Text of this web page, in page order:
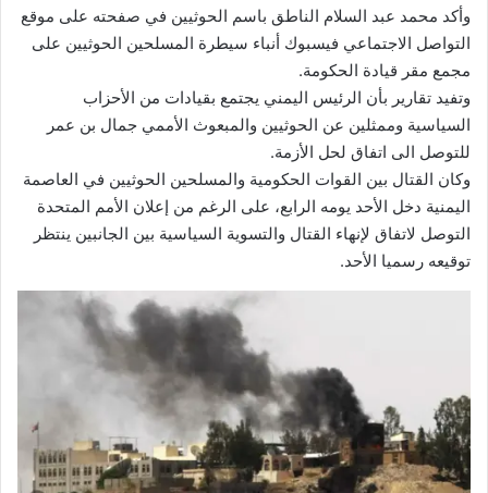
وأكد محمد عبد السلام الناطق باسم الحوثيين في صفحته على موقع
التواصل الاجتماعي فيسبوك أنباء سيطرة المسلحين الحوثيين على
مجمع مقر قيادة الحكومة.
وتفيد تقارير بأن الرئيس اليمني يجتمع بقيادات من الأحزاب
السياسية وممثلين عن الحوثيين والمبعوث الأممي جمال بن عمر
للتوصل الى اتفاق لحل الأزمة.
وكان القتال بين القوات الحكومية والمسلحين الحوثيين في العاصمة
اليمنية دخل الأحد يومه الرابع، على الرغم من إعلان الأمم المتحدة
التوصل لاتفاق لإنهاء القتال والتسوية السياسية بين الجانبين ينتظر
توقيعه رسميا الأحد.